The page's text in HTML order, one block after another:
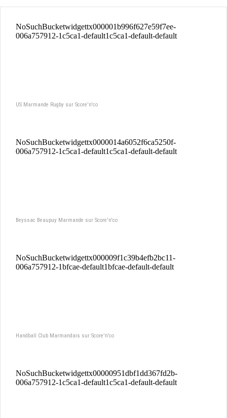
US Marmande Rugby sur Score'n'co
Beyssac Beaupuy Marmande sur Score'n'co
Handball Club Marmandais sur Score'n'co